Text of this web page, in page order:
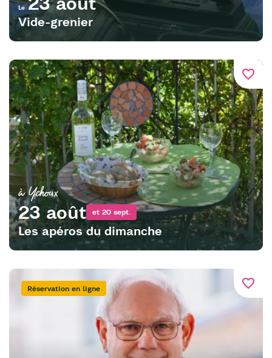
Le
Vide-grenier
favorite_border
à Ychoux
23 août et 20 sept.
Les apéros du dimanche
favorite_border
Réservation en ligne